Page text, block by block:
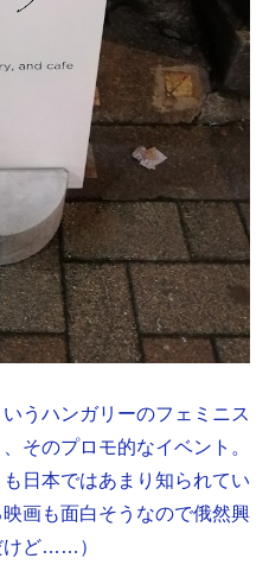
うハンガリーのフェミニス
そのプロモ的なイベント。
日本ではあまり知られてい
画も面白そうなので俄然興
けど……）